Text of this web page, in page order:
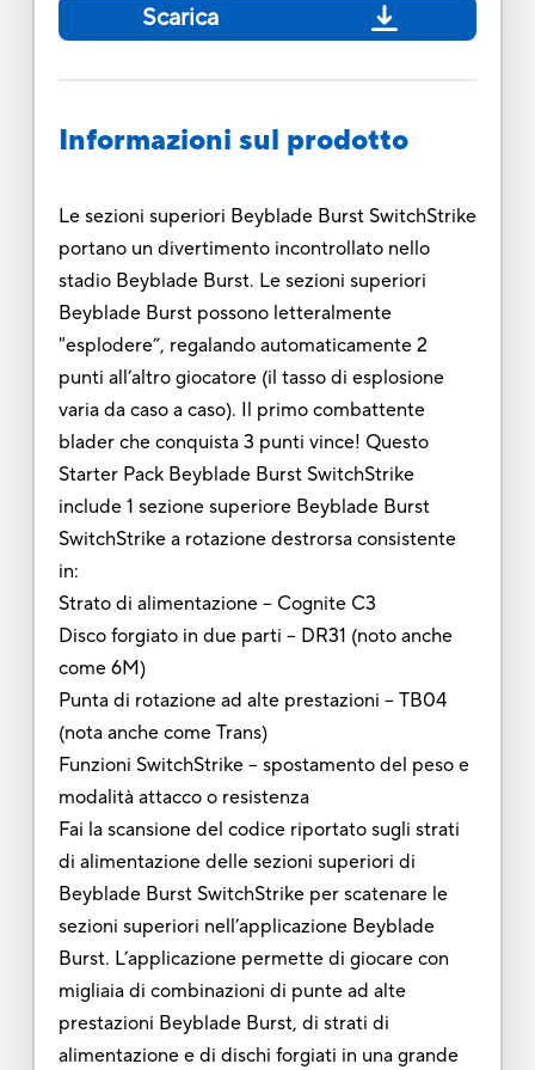
Scarica
Informazioni sul prodotto
Le sezioni superiori Beyblade Burst SwitchStrike
portano un divertimento incontrollato nello
stadio Beyblade Burst. Le sezioni superiori
Beyblade Burst possono letteralmente
"esplodere”, regalando automaticamente 2
punti all’altro giocatore (il tasso di esplosione
varia da caso a caso). Il primo combattente
blader che conquista 3 punti vince! Questo
Starter Pack Beyblade Burst SwitchStrike
include 1 sezione superiore Beyblade Burst
SwitchStrike a rotazione destrorsa consistente
in:
Strato di alimentazione -- Cognite C3
Disco forgiato in due parti -- DR31 (noto anche
come 6M)
Punta di rotazione ad alte prestazioni – TB04
(nota anche come Trans)
Funzioni SwitchStrike -- spostamento del peso e
modalità attacco o resistenza
Fai la scansione del codice riportato sugli strati
di alimentazione delle sezioni superiori di
Beyblade Burst SwitchStrike per scatenare le
sezioni superiori nell’applicazione Beyblade
Burst. L’applicazione permette di giocare con
migliaia di combinazioni di punte ad alte
prestazioni Beyblade Burst, di strati di
alimentazione e di dischi forgiati in una grande